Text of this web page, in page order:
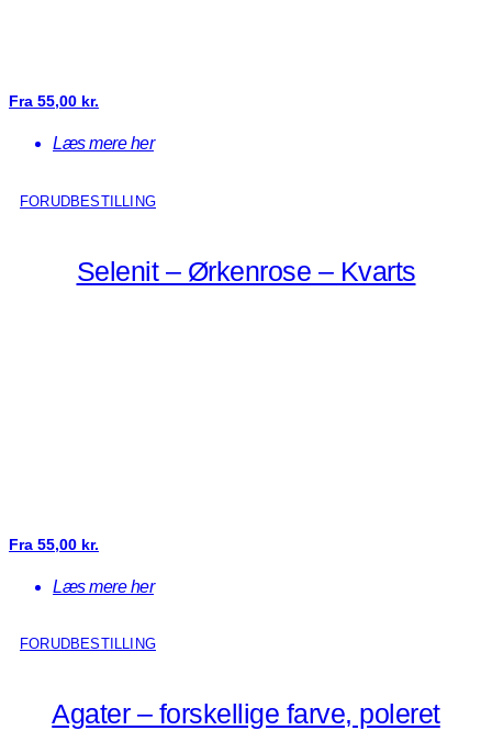
Fra 55,00 kr.
Læs mere her
FORUDBESTILLING
Selenit – Ørkenrose – Kvarts
Fra 55,00 kr.
Læs mere her
FORUDBESTILLING
Agater – forskellige farve, poleret